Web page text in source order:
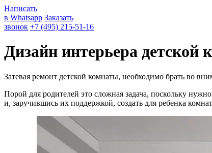
Написать
в Whatsapp Заказать
звонок +7 (495) 215-51-16
Дизайн интерьера детской
Затевая ремонт детской комнаты, необходимо брать во
Порой для родителей это сложная задача, поскольку
и, заручившись их поддержкой, создать для ребенка